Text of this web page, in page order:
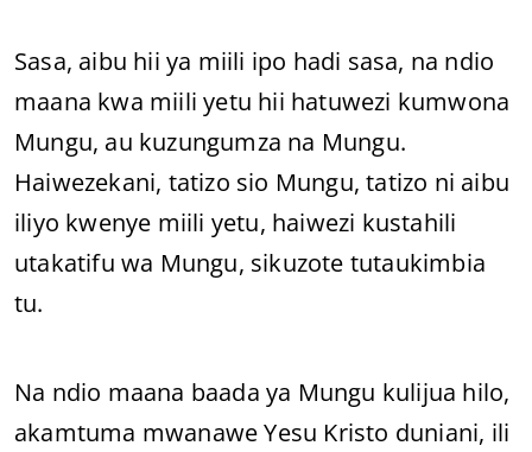
Sasa, aibu hii ya miili ipo hadi sasa, na ndio
maana kwa miili yetu hii hatuwezi kumwona
Mungu, au kuzungumza na Mungu.
Haiwezekani, tatizo sio Mungu, tatizo ni aibu
iliyo kwenye miili yetu, haiwezi kustahili
utakatifu wa Mungu, sikuzote tutaukimbia
tu.
Na ndio maana baada ya Mungu kulijua hilo,
akamtuma mwanawe Yesu Kristo duniani, ili